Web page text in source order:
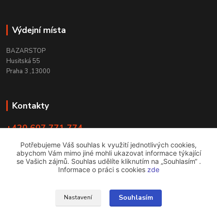
Výdejní místa
BAZARSTOP
Husitská 55
Praha 3 ,13000
Kontakty
+420 607 771 774
info@bazarstop.cz
Potřebujeme Váš souhlas k využití jednotlivých cookies,
abychom Vám mimo jiné mohli ukazovat informace týkající
se Vašich zájmů. Souhlas udělíte kliknutím na „Souhlasím“ .
Informace o práci s cookies zde
Nastavení Souhlasím